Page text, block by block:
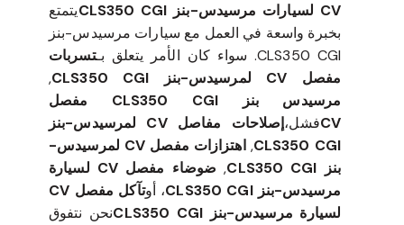
CV لسيارات مرسيدس-بنز CLS350 CGI
يتمتع
بخبرة واسعة في العمل مع سيارات مرسيدس-بنز
CLS350 CGI. سواء كان الأمر يتعلق بـ
تسربات
مفصل CV لمرسيدس-بنز CLS350 CGI
,
مرسيدس بنز CLS350 CGI مفصل
CVفشل،
إصلاحات مفاصل CV لمرسيدس-بنز
CLS350 CGI
,
اهتزازات مفصل CV لمرسيدس-
بنز CLS350 CGI
,
ضوضاء مفصل CV لسيارة
مرسيدس-بنز CLS350 CGI
، أو
تآكل مفصل CV
لسيارة مرسيدس-بنز CLS350 CGI
نحن نتفوق